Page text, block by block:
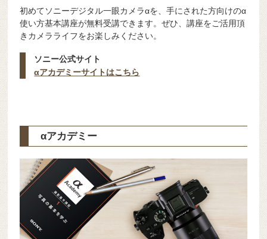
初めてソニーデジタル一眼カメラαを、手にされた方向けのα
使い方基本講座が無料受講できます。ぜひ、講座をご活用頂
きカメラライフをお楽しみください。
ソニー公式サイト
αアカデミーサイトはこちら
αアカデミー